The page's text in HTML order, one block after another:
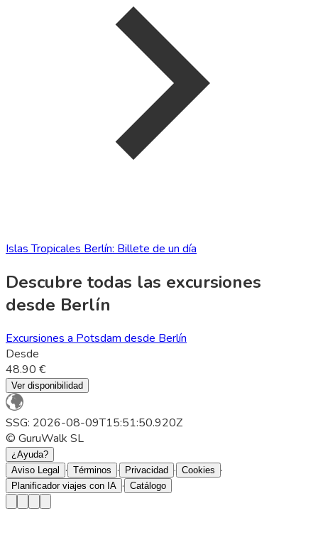
Islas Tropicales Berlín: Billete de un día
Descubre todas las excursiones
desde Berlín
Excursiones a Potsdam desde Berlín
Desde
48.90 €
Ver disponibilidad
SSG: 2026-08-09T15:51:50.920Z
© GuruWalk SL
¿Ayuda?
Aviso Legal
· Términos · Privacidad · Cookies ·
Planificador viajes con IA · Catálogo